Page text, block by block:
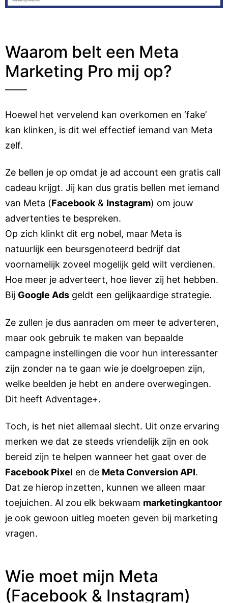
Waarom belt een Meta
Marketing Pro mij op?
Hoewel het vervelend kan overkomen en ‘fake’
kan klinken, is dit wel effectief iemand van Meta
zelf.
Ze bellen je op omdat je ad account een gratis call
cadeau krijgt. Jij kan dus gratis bellen met iemand
van Meta (Facebook & Instagram) om jouw
advertenties te bespreken.
Op zich klinkt dit erg nobel, maar Meta is
natuurlijk een beursgenoteerd bedrijf dat
voornamelijk zoveel mogelijk geld wilt verdienen.
Hoe meer je adverteert, hoe liever zij het hebben.
Bij Google Ads geldt een gelijkaardige strategie.
Ze zullen je dus aanraden om meer te adverteren,
maar ook gebruik te maken van bepaalde
campagne instellingen die voor hun interessanter
zijn zonder na te gaan wie je doelgroepen zijn,
welke beelden je hebt en andere overwegingen.
Dit heeft Adventage+.
Toch, is het niet allemaal slecht. Uit onze ervaring
merken we dat ze steeds vriendelijk zijn en ook
bereid zijn te helpen wanneer het gaat over de
Facebook Pixel en de Meta Conversion API.
Dat ze hierop inzetten, kunnen we alleen maar
toejuichen. Al zou elk bekwaam marketingkantoor
je ook gewoon uitleg moeten geven bij marketing
vragen.
Wie moet mijn Meta
(Facebook & Instagram)